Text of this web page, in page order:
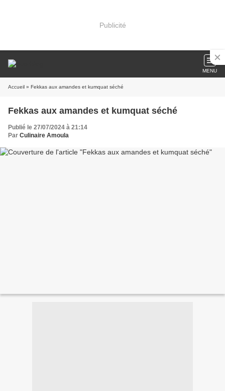
Publicité
MENU
Accueil » Fekkas aux amandes et kumquat séché
Fekkas aux amandes et kumquat séché
Publié le 27/07/2024 à 21:14
Par Culinaire Amoula